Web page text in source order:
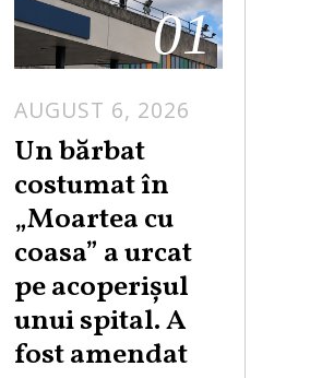
01
AUGUST 6, 2026
Un bărbat
costumat în
„Moartea cu
coasa” a urcat
pe acoperișul
unui spital. A
fost amendat